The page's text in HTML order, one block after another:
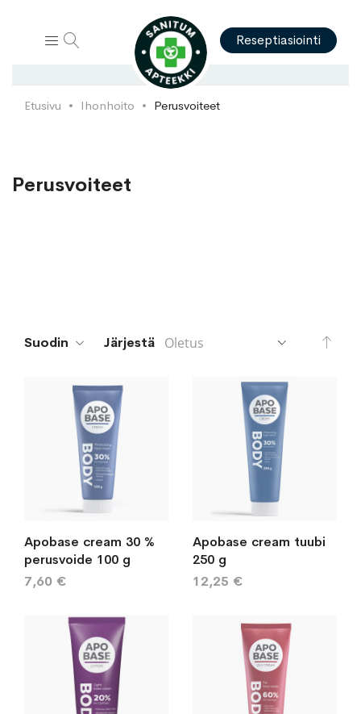
Reseptiasiointi
Etusivu Ihonhoito Perusvoiteet
Perusvoiteet
Suodin Järjestä
Apobase cream 30 %
perusvoide 100 g
7,60 €
Apobase cream tuubi
250 g
12,25 €